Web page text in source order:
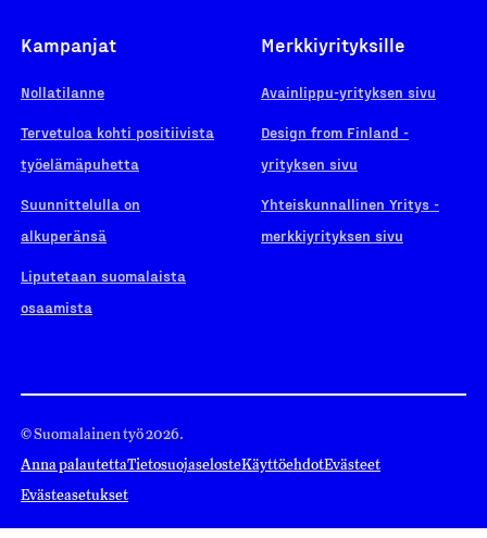
Kampanjat
Nollatilanne
Tervetuloa kohti positiivista
työelämäpuhetta
Suunnittelulla on
alkuperänsä
Liputetaan suomalaista
osaamista
Merkkiyrityksille
Avainlippu-yrityksen sivu
Design from Finland -
yrityksen sivu
Yhteiskunnallinen Yritys -
merkkiyrityksen sivu
© Suomalainen työ 2026.
Anna palautettaTietosuojaselosteKäyttöehdotEvästeet
Evästeasetukset